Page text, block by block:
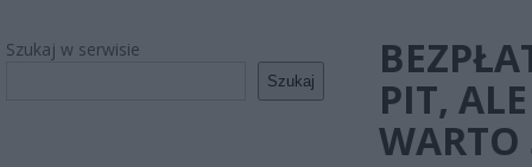
Szukaj w serwisie
Szukaj
PIT,
WARTO